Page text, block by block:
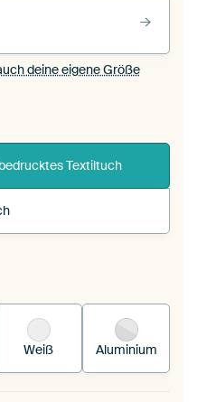
deine eigene Größe
Textiltuch
Textiltuch in
Weiß Aluminium